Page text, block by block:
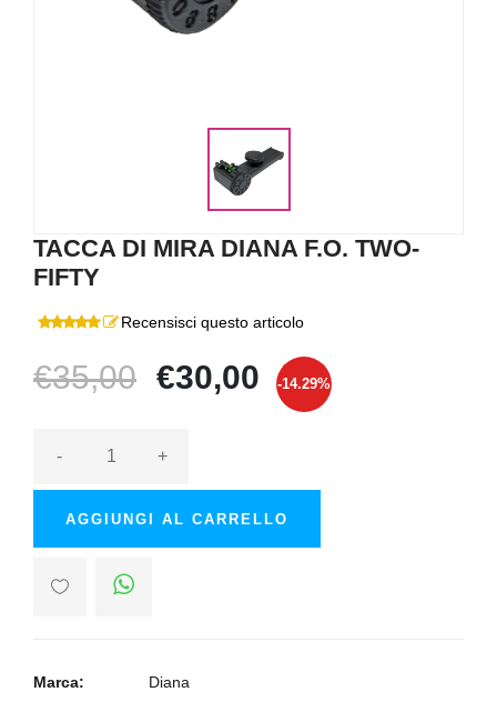
TACCA DI MIRA DIANA F.O. TWO-
FIFTY
Recensisci questo articolo
€35,00 €30,00 -14.29%
- +
AGGIUNGI AL CARRELLO
Marca: Diana